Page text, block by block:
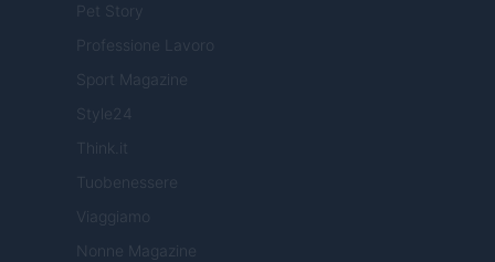
Pet Story
Professione Lavoro
Sport Magazine
Style24
Think.it
Tuobenessere
Viaggiamo
Nonne Magazine